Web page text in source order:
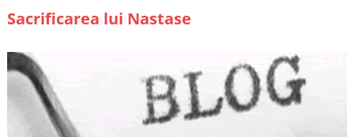
Sacrificarea lui Nastase